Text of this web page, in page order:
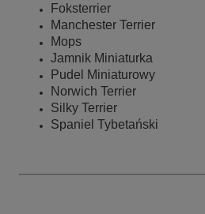
Foksterrier
Manchester Terrier
Mops
Jamnik Miniaturka
Pudel Miniaturowy
Norwich Terrier
Silky Terrier
Spaniel Tybetański